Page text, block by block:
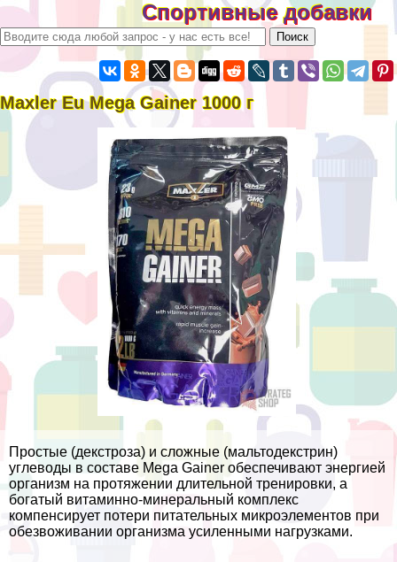
Спортивные добавки
Maxler Eu Mega Gainer 1000 г
Простые (декстроза) и сложные (мальтодекстрин)
углеводы в составе Mega Gainer обеспечивают энергией
организм на протяжении длительной тренировки, а
богатый витаминно-минеральный комплекс
компенсирует потери питательных микроэлементов при
обезвоживании организма усиленными нагрузками.